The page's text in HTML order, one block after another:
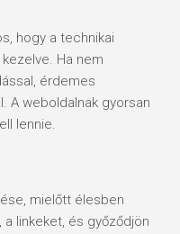
hogy a technikai
Ha nem
érdemes
A weboldalnak gyorsan
lennie.
mielőtt élesben
a linkeket, és győződjön